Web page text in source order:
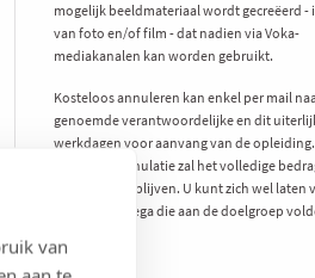
van
mogelijk beeldmateriaal wordt gecreëerd -
van foto en/of film - dat nadien via Voka-
mediakanalen kan worden gebruikt.
Kosteloos annuleren kan enkel per mail
genoemde verantwoordelijke en dit
werkdagen voor aanvang van de
laattijdige annulatie zal het volledige
verschuldigd blijven. U kunt zich wel laten
door een collega die aan de doelgroep